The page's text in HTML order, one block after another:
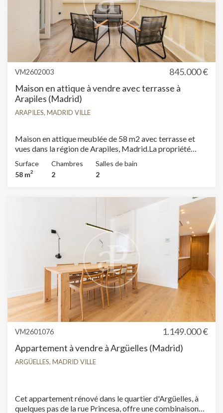
VM2602003
845.000 €
Maison en attique à vendre avec terrasse à
Arapiles (Madrid)
ARAPILES, MADRID VILLE
Maison en attique meublée de 58 m2 avec terrasse et
vues dans la région de Arapiles, Madrid.La propriété
climatisation, armoires intégrées et chauffage.
Surface
58 m2
Chambres
2
Salles de bain
2
VM2601076
1.149.000 €
Appartement à vendre à Argüelles (Madrid)
ARGÜELLES, MADRID VILLE
Cet appartement rénové dans le quartier d'Argüelles, à
quelques pas de la rue Princesa, offre une combinaison